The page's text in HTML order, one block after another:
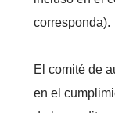
corresponda).
El comité de
en el